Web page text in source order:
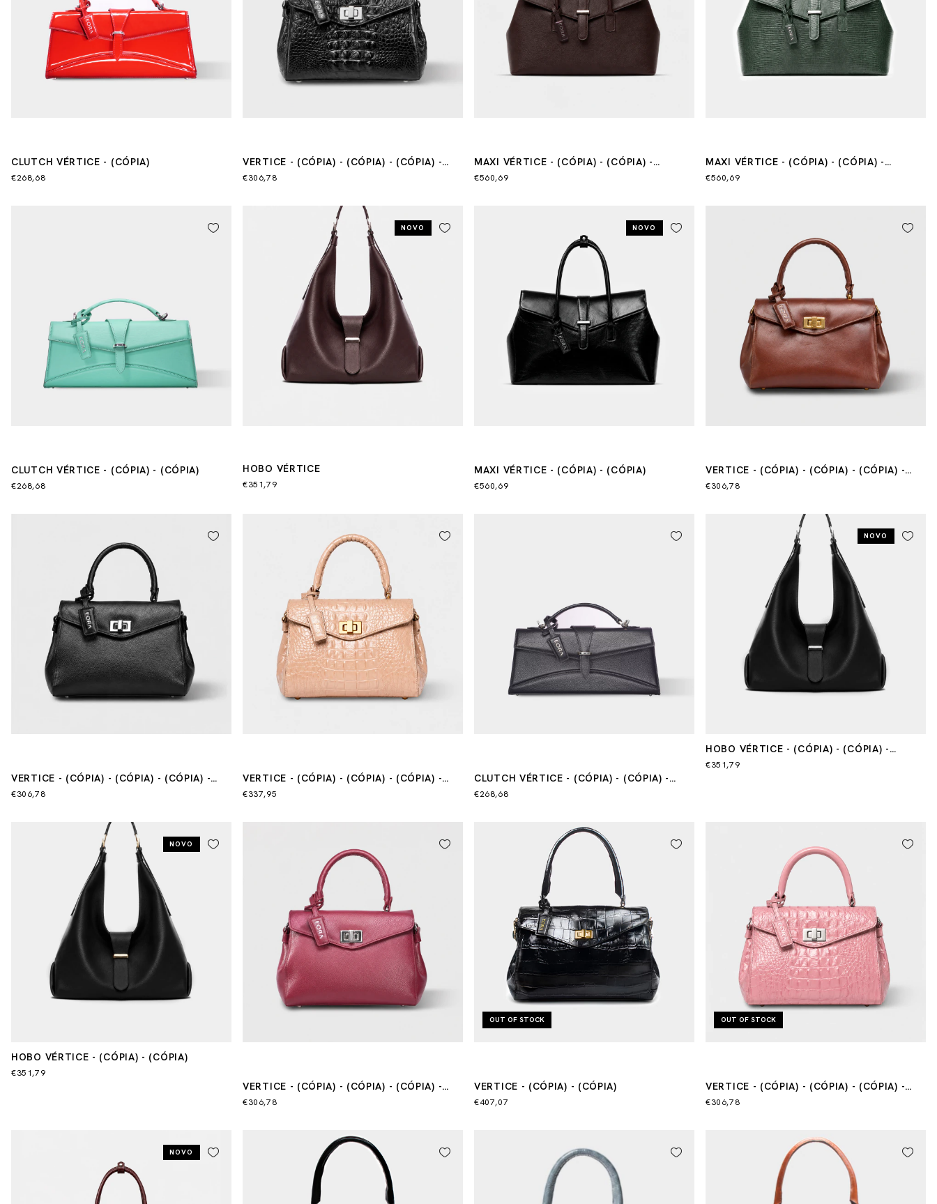
CLUTCH VÉRTICE - (CÓPIA)
€268,68
VERTICE - (CÓPIA) - (CÓPIA) - (CÓPIA) -
(CÓPIA)
€306,78
MAXI VÉRTICE - (CÓPIA) - (CÓPIA) -
(CÓPIA) - (CÓPIA)
€560,69
MAXI VÉRTICE - (CÓPIA) - (CÓPIA) -
(CÓPIA)
€560,69
CLUTCH VÉRTICE - (CÓPIA) - (CÓPIA)
€268,68
NOVO
HOBO VÉRTICE
€351,79
NOVO
MAXI VÉRTICE - (CÓPIA) - (CÓPIA)
€560,69
VERTICE - (CÓPIA) - (CÓPIA) - (CÓPIA) -
(CÓPIA) - (CÓPIA)
€306,78
VERTICE - (CÓPIA) - (CÓPIA) - (CÓPIA) -
(CÓPIA)
€306,78
VERTICE - (CÓPIA) - (CÓPIA) - (CÓPIA) -
(CÓPIA) - (CÓPIA) - (CÓPIA)
€337,95
CLUTCH VÉRTICE - (CÓPIA) - (CÓPIA) -
(CÓPIA) - (CÓPIA) - (CÓPIA)
€268,68
NOVO
HOBO VÉRTICE - (CÓPIA) - (CÓPIA) -
(CÓPIA)
€351,79
NOVO
HOBO VÉRTICE - (CÓPIA) - (CÓPIA)
€351,79
VERTICE - (CÓPIA) - (CÓPIA) - (CÓPIA) -
(CÓPIA) - (CÓPIA) - (CÓPIA)
€306,78
OUT OF STOCK
VERTICE - (CÓPIA) - (CÓPIA)
€407,07
OUT OF STOCK
VERTICE - (CÓPIA) - (CÓPIA) - (CÓPIA) -
(CÓPIA) - (CÓPIA) - (CÓPIA) - (CÓPIA)
€306,78
NOVO